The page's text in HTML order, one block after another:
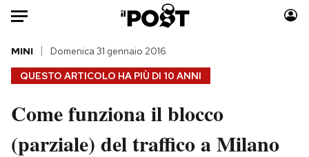
Auto
HOME
Italia
Moda
QUESTO ARTICOLO HA PIÙ DI 10 ANNI
MINI Domenica 31 gennaio 2016
Come funziona il blocco
(parziale) del traffico a Milano